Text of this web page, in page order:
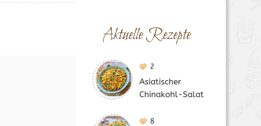
Aktuelle Rezepte
2
Asiatischer
Chinakohl-Salat
8